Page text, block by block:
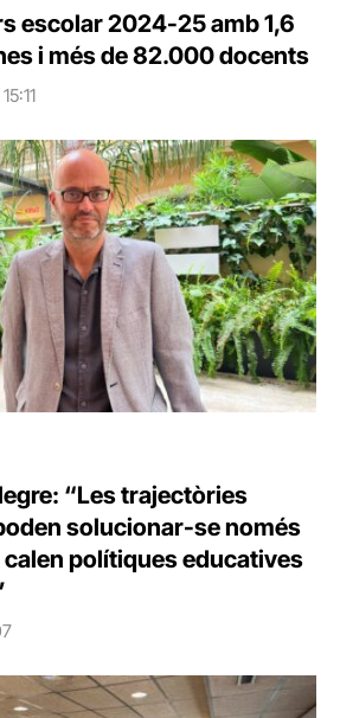
escolar 2024-25 amb 1,6
i més de 82.000 docents
“Les trajectòries
solucionar-se només
calen polítiques educatives